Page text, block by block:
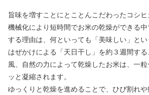
旨味を増すことにとことんこだわったコシヒ
機械化により短時間でお米の乾燥ができる
する理由は、何といっても「美味しい」とい
はぜかけによる「天日干し」を約３週間す
風、自然の力によって乾燥したお米は、一
ッと凝縮されます。
ゆっくりと乾燥を進めることで、ひび割れ